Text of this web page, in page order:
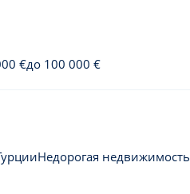
€до 100 000 €
Недорогая недвижимость